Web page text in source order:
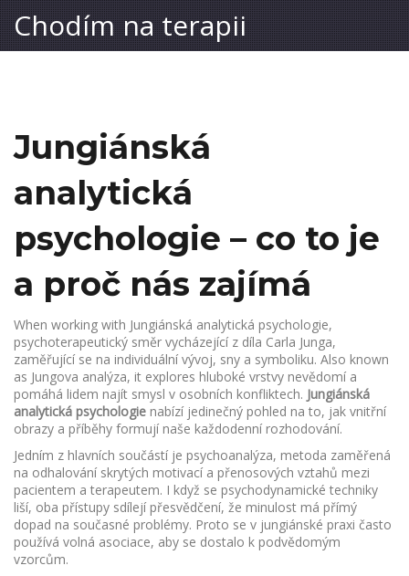
Chodím na terapii
Jungiánská
analytická
psychologie – co to je
a proč nás zajímá
When working with Jungiánská analytická psychologie,
psychoterapeutický směr vycházející z díla Carla Junga,
zaměřující se na individuální vývoj, sny a symboliku. Also known
as Jungova analýza, it explores hluboké vrstvy nevědomí a
pomáhá lidem najít smysl v osobních konfliktech. Jungiánská
analytická psychologie nabízí jedinečný pohled na to, jak vnitřní
obrazy a příběhy formují naše každodenní rozhodování.
Jedním z hlavních součástí je psychoanalýza, metoda zaměřená
na odhalování skrytých motivací a přenosových vztahů mezi
pacientem a terapeutem. I když se psychodynamické techniky
liší, oba přístupy sdílejí přesvědčení, že minulost má přímý
dopad na současné problémy. Proto se v jungiánské praxi často
používá volná asociace, aby se dostalo k podvědomým
vzorcům.